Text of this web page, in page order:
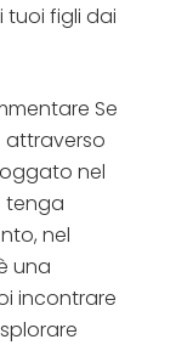
figli dai
Se
attraverso
nel
tenga
nel
una
incontrare